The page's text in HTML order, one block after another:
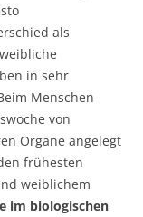
als
in sehr
Menschen
von
Organe angelegt
frühesten
weiblichem
im biologischen